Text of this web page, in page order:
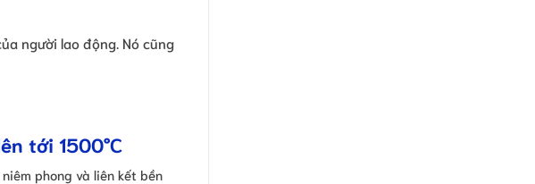
người lao động. Nó cũng
tới 1500°C
phong và liên kết bền